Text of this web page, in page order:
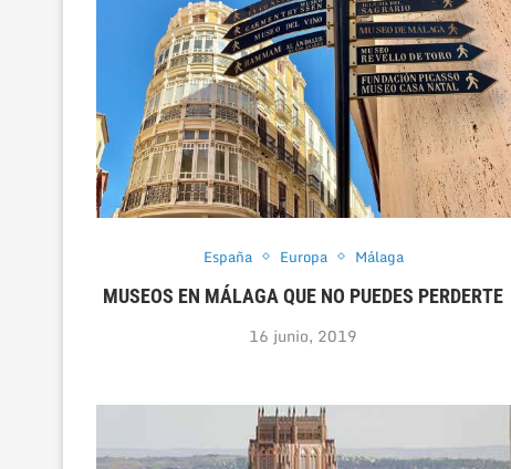
España Europa Málaga
MUSEOS EN MÁLAGA QUE NO PUEDES PERDERTE
16 junio, 2019